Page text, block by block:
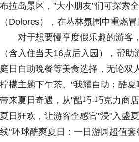
布拉岛景区，"大小朋友"们可探索
（Dolores），在丛林氛围中重燃冒
对于想要慢享度假乐趣的游客
（含入住当天16点后入园），帮
庭日自助晚餐等美食选择，无论双
柠檬主题下午茶、"我耀自助：酷
带来夏日奇遇，从"酷巧-巧克力商
夏日狂欢，让游客全感官"浸"入盛
线"环球酷爽夏日：一日游园超值